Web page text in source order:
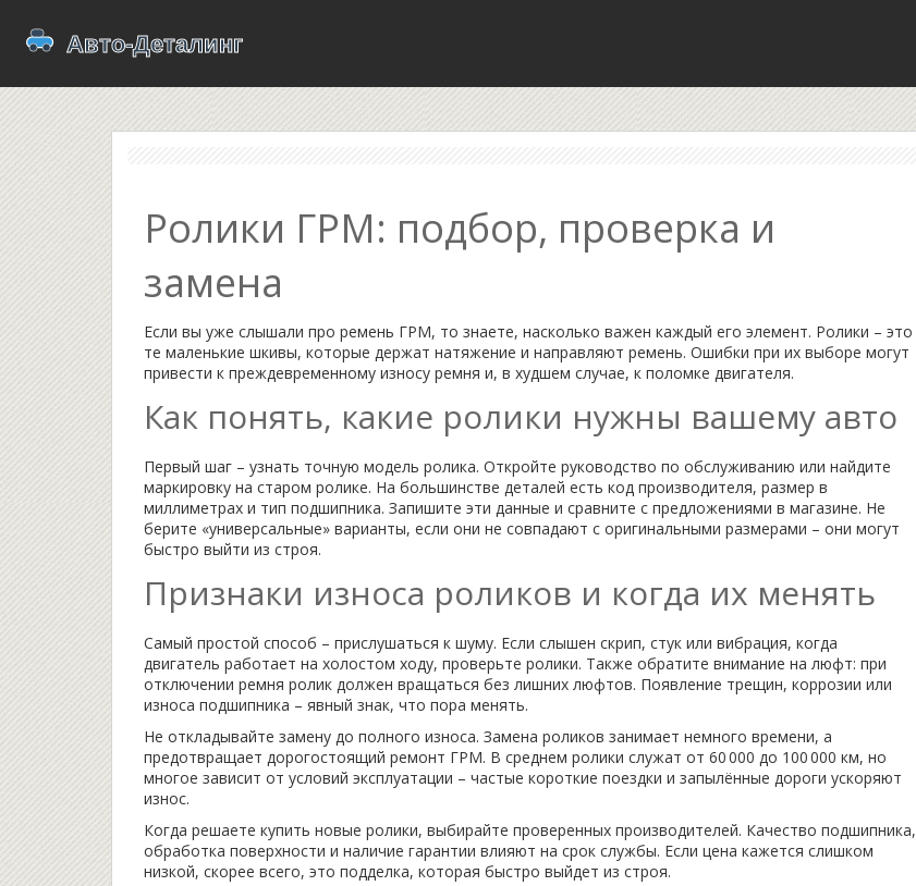
Ролики ГРМ: подбор, проверка и
замена
Если вы уже слышали про ремень ГРМ, то знаете, насколько важен каждый его элемент. Ролики – это
те маленькие шкивы, которые держат натяжение и направляют ремень. Ошибки при их выборе могут
привести к преждевременному износу ремня и, в худшем случае, к поломке двигателя.
Как понять, какие ролики нужны вашему авто
Первый шаг – узнать точную модель ролика. Откройте руководство по обслуживанию или найдите
маркировку на старом ролике. На большинстве деталей есть код производителя, размер в
миллиметрах и тип подшипника. Запишите эти данные и сравните с предложениями в магазине. Не
берите «универсальные» варианты, если они не совпадают с оригинальными размерами – они могут
быстро выйти из строя.
Признаки износа роликов и когда их менять
Самый простой способ – прислушаться к шуму. Если слышен скрип, стук или вибрация, когда
двигатель работает на холостом ходу, проверьте ролики. Также обратите внимание на люфт: при
отключении ремня ролик должен вращаться без лишних люфтов. Появление трещин, коррозии или
износа подшипника – явный знак, что пора менять.
Не откладывайте замену до полного износа. Замена роликов занимает немного времени, а
предотвращает дорогостоящий ремонт ГРМ. В среднем ролики служат от 60 000 до 100 000 км, но
многое зависит от условий эксплуатации – частые короткие поездки и запылённые дороги ускоряют
износ.
Когда решаете купить новые ролики, выбирайте проверенных производителей. Качество подшипника,
обработка поверхности и наличие гарантии влияют на срок службы. Если цена кажется слишком
низкой, скорее всего, это подделка, которая быстро выйдет из строя.